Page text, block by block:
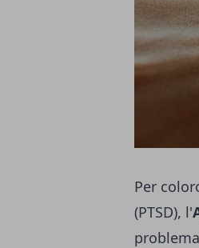
Per
(PTSD), l'